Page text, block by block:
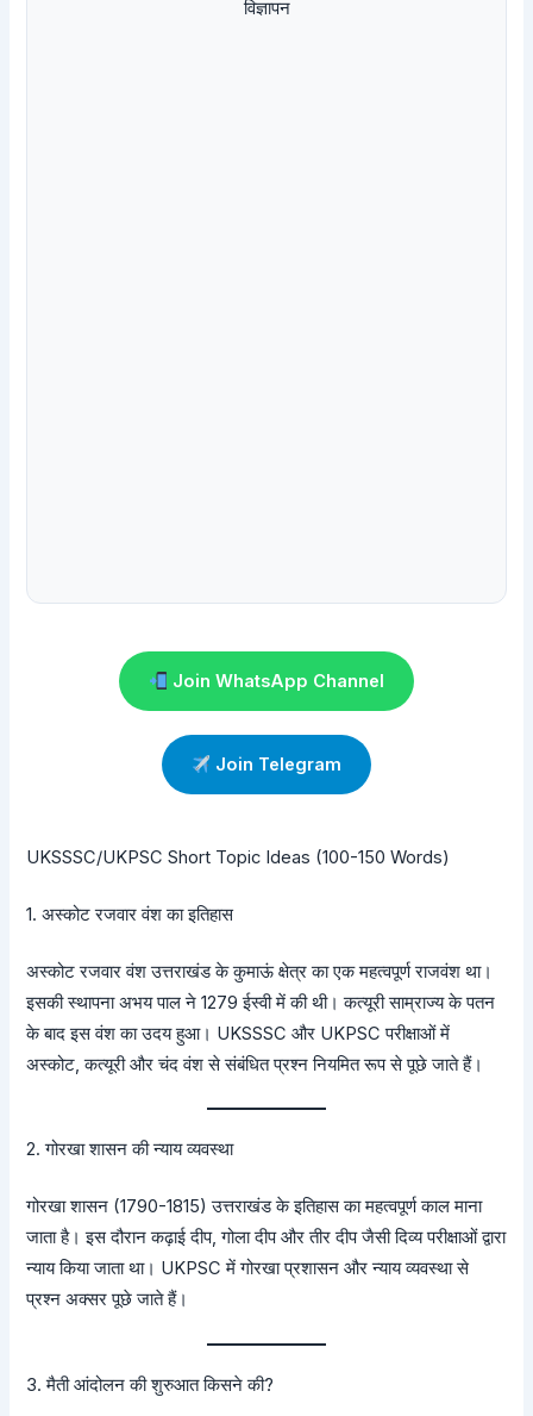
विज्ञापन
Join WhatsApp Channel
Join Telegram
UKSSSC/UKPSC Short Topic Ideas (100-150 Words)
1. अस्कोट रजवार वंश का इतिहास
अस्कोट रजवार वंश उत्तराखंड के कुमाऊं क्षेत्र का एक महत्वपूर्ण राजवंश था।
इसकी स्थापना अभय पाल ने 1279 ईस्वी में की थी। कत्यूरी साम्राज्य के पतन
के बाद इस वंश का उदय हुआ। UKSSSC और UKPSC परीक्षाओं में
अस्कोट, कत्यूरी और चंद वंश से संबंधित प्रश्न नियमित रूप से पूछे जाते हैं।
2. गोरखा शासन की न्याय व्यवस्था
गोरखा शासन (1790-1815) उत्तराखंड के इतिहास का महत्वपूर्ण काल माना
जाता है। इस दौरान कढ़ाई दीप, गोला दीप और तीर दीप जैसी दिव्य परीक्षाओं द्वारा
न्याय किया जाता था। UKPSC में गोरखा प्रशासन और न्याय व्यवस्था से
प्रश्न अक्सर पूछे जाते हैं।
3. मैती आंदोलन की शुरुआत किसने की?